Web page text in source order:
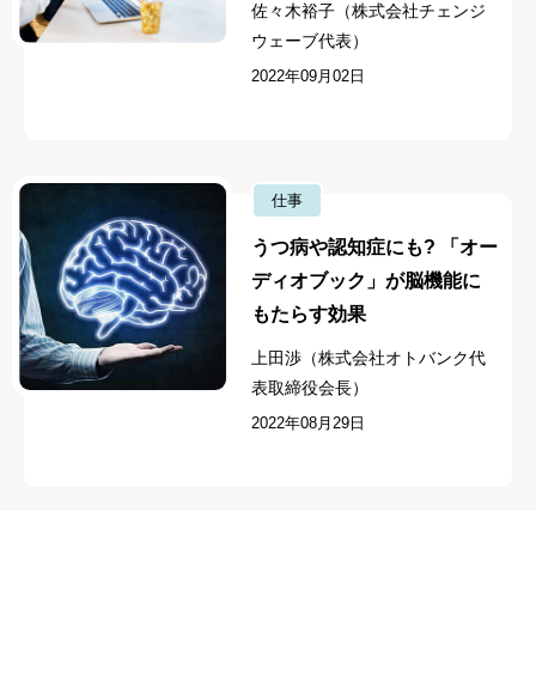
佐々木裕子（株式会社チェンジ
ウェーブ代表）
2022年09月02日
仕事
うつ病や認知症にも? 「オー
ディオブック」が脳機能に
もたらす効果
上田渉（株式会社オトバンク代
表取締役会長）
2022年08月29日